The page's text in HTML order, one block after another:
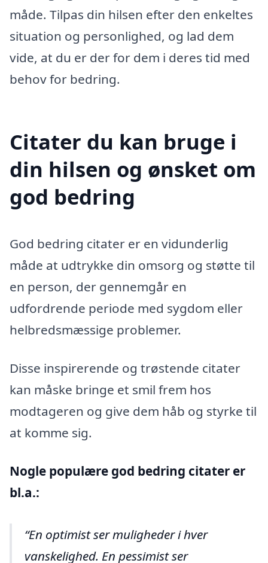
måde. Tilpas din hilsen efter den enkeltes
situation og personlighed, og lad dem
vide, at du er der for dem i deres tid med
behov for bedring.
Citater du kan bruge i
din hilsen og ønsket om
god bedring
God bedring citater er en vidunderlig
måde at udtrykke din omsorg og støtte til
en person, der gennemgår en
udfordrende periode med sygdom eller
helbredsmæssige problemer.
Disse inspirerende og trøstende citater
kan måske bringe et smil frem hos
modtageren og give dem håb og styrke til
at komme sig.
Nogle populære god bedring citater er
bl.a.:
En optimist ser muligheder i hver
vanskelighed. En pessimist ser